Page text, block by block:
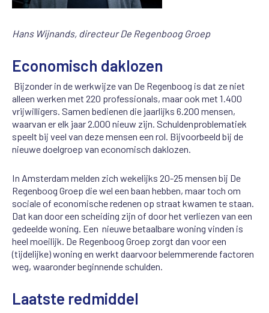
Hans Wijnands, directeur De Regenboog Groep
Economisch daklozen
Bijzonder in de werkwijze van De Regenboog is dat ze niet
alleen werken met 220 professionals, maar ook met 1.400
vrijwilligers. Samen bedienen die jaarlijks 6.200 mensen,
waarvan er elk jaar 2.000 nieuw zijn. Schuldenproblematiek
speelt bij veel van deze mensen een rol. Bijvoorbeeld bij de
nieuwe doelgroep van economisch daklozen.
In Amsterdam melden zich wekelijks 20-25 mensen bij De
Regenboog Groep die wel een baan hebben, maar toch om
sociale of economische redenen op straat kwamen te staan.
Dat kan door een scheiding zijn of door het verliezen van een
gedeelde woning. Een nieuwe betaalbare woning vinden is
heel moeilijk. De Regenboog Groep zorgt dan voor een
(tijdelijke) woning en werkt daarvoor belemmerende factoren
weg, waaronder beginnende schulden.
Laatste redmiddel